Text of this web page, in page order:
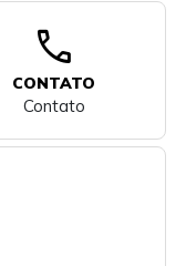
call
CONTATO
Contato